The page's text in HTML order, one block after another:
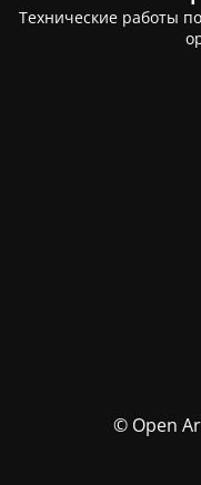
Технические работы
© Open